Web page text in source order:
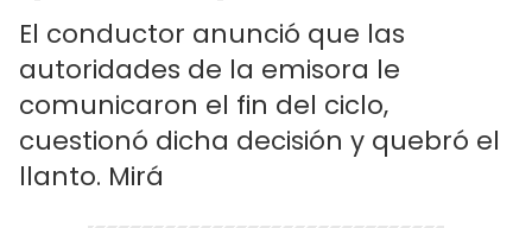
El conductor anunció que las
autoridades de la emisora le
comunicaron el fin del ciclo,
cuestionó dicha decisión y quebró el
llanto. Mirá